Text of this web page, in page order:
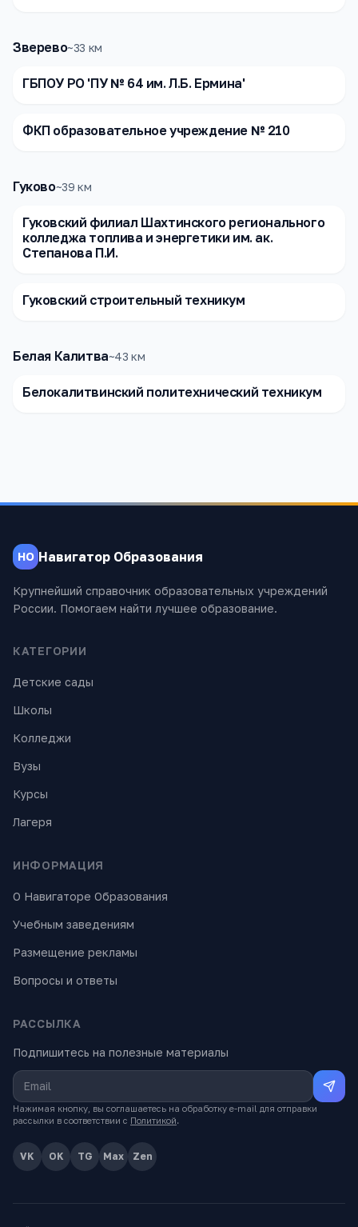
Зверево~33 км
ГБПОУ РО 'ПУ № 64 им. Л.Б. Ермина'
ФКП образовательное учреждение № 210
Гуково~39 км
Гуковский филиал Шахтинского регионального
колледжа топлива и энергетики им. ак.
Степанова П.И.
Гуковский строительный техникум
Белая Калитва~43 км
Белокалитвинский политехнический техникум
НО Навигатор Образования
Крупнейший справочник образовательных учреждений
России. Помогаем найти лучшее образование.
КАТЕГОРИИ
Детские сады
Школы
Колледжи
Вузы
Курсы
Лагеря
ИНФОРМАЦИЯ
О Навигаторе Образования
Учебным заведениям
Размещение рекламы
Вопросы и ответы
РАССЫЛКА
Подпишитесь на полезные материалы
Нажимая кнопку, вы соглашаетесь на обработку e-mail для отправки
рассылки в соответствии с Политикой.
VK OK TG Max Zen